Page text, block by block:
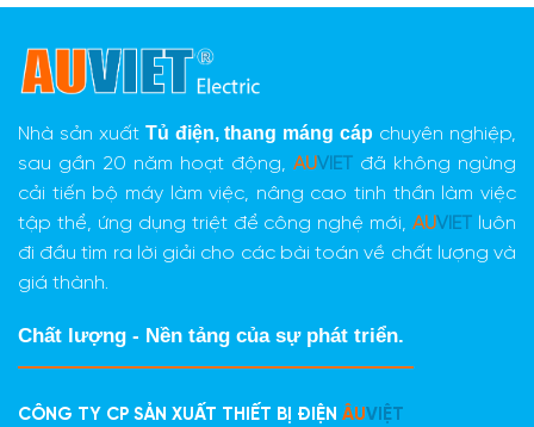
Nhà sản xuất Tủ điện,thang máng cáp chuyên nghiệp,
sau gần 20 năm hoạt động, AUVIET đã không ngừng
cải tiến bộ máy làm việc, nâng cao tinh thần làm việc
tập thể, ứng dụng triệt để công nghệ mới,AUVIET luôn
đi đầu tìm ra lời giải cho các bài toán về chất lượng và
giá thành.
Chất lượng - Nền tảng của sự phát triển.
CÔNG TY CP SẢN XUẤT THIẾT BỊ ĐIỆN ÂUVIỆT